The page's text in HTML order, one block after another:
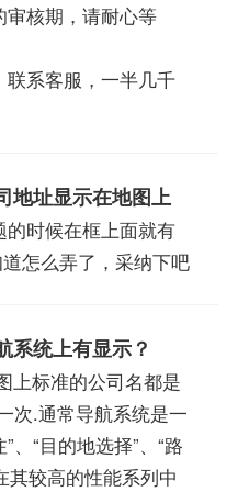
审核期，请耐心等
联系客服，一半几千
地址显示在地图上
的时候在框上面就有
怎么弄了，采纳下吧
系统上有显示？
上标准的公司名都是
次.通常导航系统是一
、“目的地选择”、“路
其较高的性能系列中